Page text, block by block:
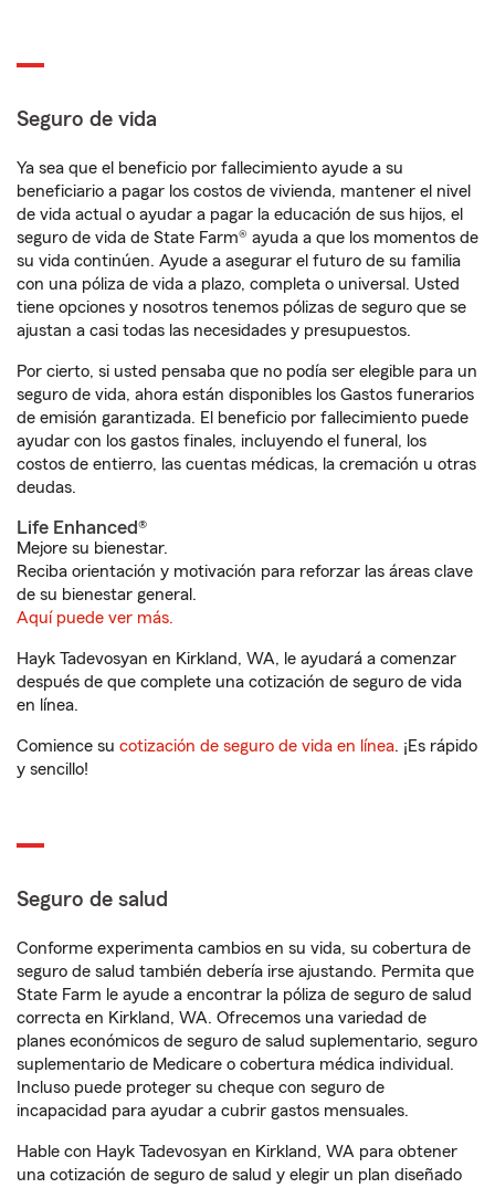
Seguro de vida
Ya sea que el beneficio por fallecimiento ayude a su
beneficiario a pagar los costos de vivienda, mantener el nivel
de vida actual o ayudar a pagar la educación de sus hijos, el
seguro de vida de State Farm® ayuda a que los momentos de
su vida continúen. Ayude a asegurar el futuro de su familia
con una póliza de vida a plazo, completa o universal. Usted
tiene opciones y nosotros tenemos pólizas de seguro que se
ajustan a casi todas las necesidades y presupuestos.
Por cierto, si usted pensaba que no podía ser elegible para un
seguro de vida, ahora están disponibles los Gastos funerarios
de emisión garantizada. El beneficio por fallecimiento puede
ayudar con los gastos finales, incluyendo el funeral, los
costos de entierro, las cuentas médicas, la cremación u otras
deudas.
Life Enhanced®
Mejore su bienestar.
Reciba orientación y motivación para reforzar las áreas clave
de su bienestar general.
Aquí puede ver más.
Hayk Tadevosyan en Kirkland, WA, le ayudará a comenzar
después de que complete una cotización de seguro de vida
en línea.
Comience su cotización de seguro de vida en línea. ¡Es rápido
y sencillo!
Seguro de salud
Conforme experimenta cambios en su vida, su cobertura de
seguro de salud también debería irse ajustando. Permita que
State Farm le ayude a encontrar la póliza de seguro de salud
correcta en Kirkland, WA. Ofrecemos una variedad de
planes económicos de seguro de salud suplementario, seguro
suplementario de Medicare o cobertura médica individual.
Incluso puede proteger su cheque con seguro de
incapacidad para ayudar a cubrir gastos mensuales.
Hable con Hayk Tadevosyan en Kirkland, WA para obtener
una cotización de seguro de salud y elegir un plan diseñado